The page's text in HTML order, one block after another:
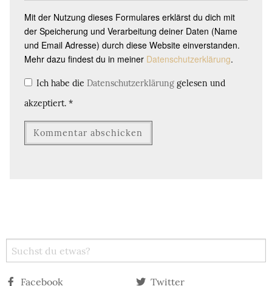
Mit der Nutzung dieses Formulares erklärst du dich mit
der Speicherung und Verarbeitung deiner Daten (Name
und Email Adresse) durch diese Website einverstanden.
Mehr dazu findest du in meiner Datenschutzerklärung.
Ich habe die Datenschutzerklärung gelesen und
akzeptiert. *
Facebook
Twitter